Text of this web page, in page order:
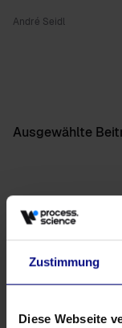
Zustimmung
Diese Webseite
André Seidl
Ausgewählte